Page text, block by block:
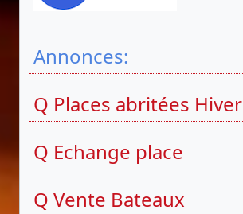
Annonces:
Q Places abritées Hiver
Q Echange place
Q Vente Bateaux